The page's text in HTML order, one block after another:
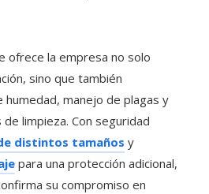
ofrece la empresa no solo
sino que también
manejo de plagas y
limpieza. Con seguridad
distintos tamaños y
para una protección adicional,
su compromiso en